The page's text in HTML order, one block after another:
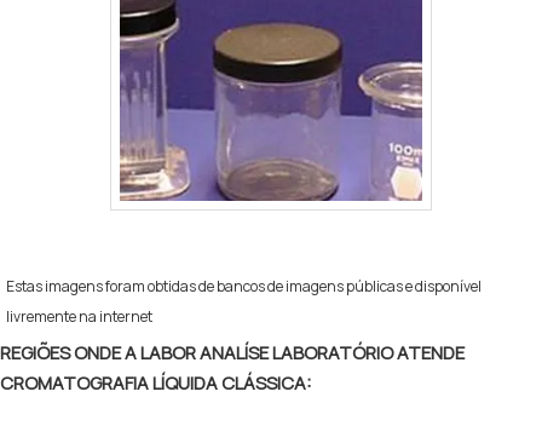
Estas imagens foram obtidas de bancos de imagens públicas e disponível
livremente na internet
REGIÕES ONDE A LABOR ANALÍSE LABORATÓRIO ATENDE
CROMATOGRAFIA LÍQUIDA CLÁSSICA: